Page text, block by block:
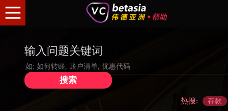
输入问题关键词
热搜: 存款